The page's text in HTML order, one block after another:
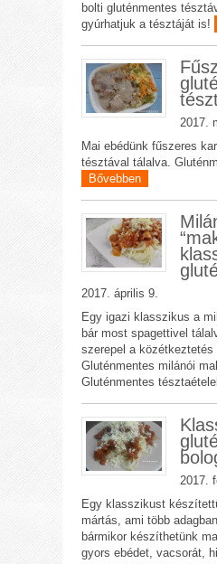
bolti gluténmentes
gyúrhatjuk a tésztáját is!
2017.
Mai ebédünk fűszeres
tésztával tálalva.
Bővebben
2017. április 9.
Egy igazi klasszikus a
bár most spagettivel
szerepel a közétkeztetés
Gluténmentes milánói
Gluténmentes
2017.
Egy klasszikust
mártás, ami több
bármikor készíthetünk
gyors ebédet, vacsorát,